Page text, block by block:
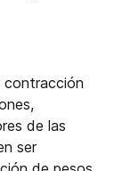
contracción
de las
ser